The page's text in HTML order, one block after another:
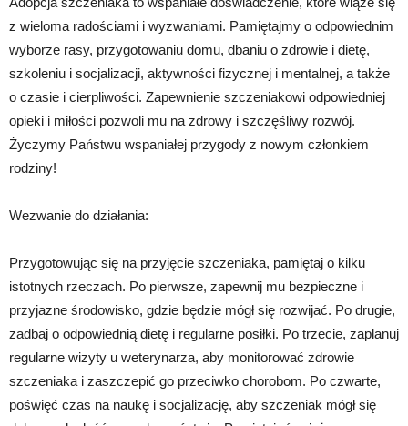
z wieloma radościami i wyzwaniami. Pamiętajmy o odpowiednim
wyborze rasy, przygotowaniu domu, dbaniu o zdrowie i dietę,
szkoleniu i socjalizacji, aktywności fizycznej i mentalnej, a także
o czasie i cierpliwości. Zapewnienie szczeniakowi odpowiedniej
opieki i miłości pozwoli mu na zdrowy i szczęśliwy rozwój.
Życzymy Państwu wspaniałej przygody z nowym członkiem
rodziny!
Wezwanie do działania:
Przygotowując się na przyjęcie szczeniaka, pamiętaj o kilku
istotnych rzeczach. Po pierwsze, zapewnij mu bezpieczne i
przyjazne środowisko, gdzie będzie mógł się rozwijać. Po drugie,
zadbaj o odpowiednią dietę i regularne posiłki. Po trzecie, zaplanuj
regularne wizyty u weterynarza, aby monitorować zdrowie
szczeniaka i zaszczepić go przeciwko chorobom. Po czwarte,
poświęć czas na naukę i socjalizację, aby szczeniak mógł się